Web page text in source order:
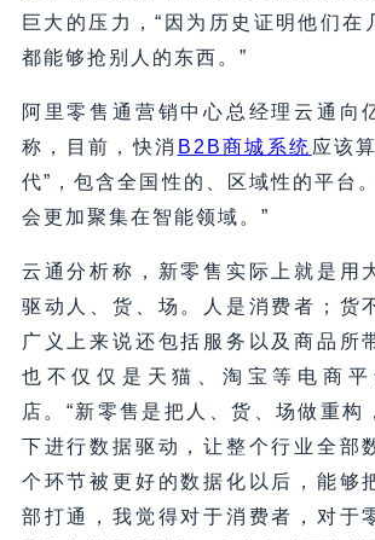
巨大的压力，“因为历史证明他们在
都能够抢别人的东西。”
阿里零售通营销中心总经理云通向
称，目前，快消 B2B商城系统 应该
代”，包含全国性的、区域性的平台
会更加聚集在智能领域。”
云通分析称，新零售实际上就是用
驱动人、货、场。人是消费者；货
广义上来说还包括服务以及商品所
也不仅仅是天猫、淘宝等电商
店。“新零售是把人、货、场做重构
下进行数据驱动，让整个行业全部
个环节被更好的数据化以后，能够
部打通，我觉得对于消费者，对于